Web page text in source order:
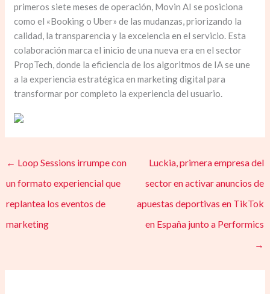
primeros siete meses de operación, Movin AI se posiciona
como el «Booking o Uber» de las mudanzas, priorizando la
calidad, la transparencia y la excelencia en el servicio. Esta
colaboración marca el inicio de una nueva era en el sector
PropTech, donde la eficiencia de los algoritmos de IA se une
a la experiencia estratégica en marketing digital para
transformar por completo la experiencia del usuario.
← Loop Sessions irrumpe con
un formato experiencial que
replantea los eventos de
marketing
Luckia, primera empresa del
sector en activar anuncios de
apuestas deportivas en TikTok
en España junto a Performics
→